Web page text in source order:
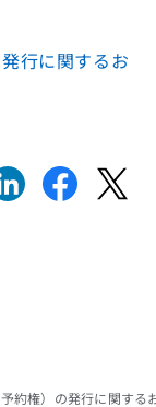
行に関するお
約権）の発行に関する